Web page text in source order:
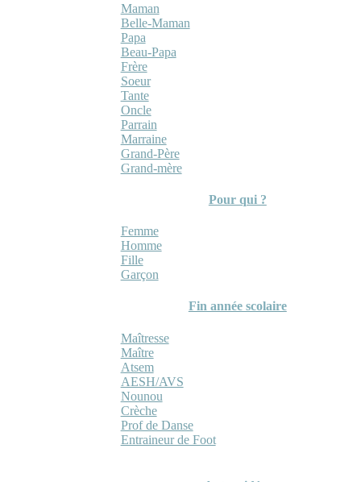
Maman
Belle-Maman
Papa
Beau-Papa
Frère
Soeur
Tante
Oncle
Parrain
Marraine
Grand-Père
Grand-mère
Pour qui ?
Femme
Homme
Fille
Garçon
Fin année scolaire
Maîtresse
Maître
Atsem
AESH/AVS
Nounou
Crèche
Prof de Danse
Entraineur de Foot